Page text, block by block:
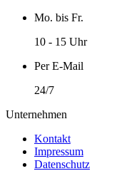
Mo. bis Fr.
10 - 15 Uhr
Per E-Mail
24/7
Unternehmen
Kontakt
Impressum
Datenschutz